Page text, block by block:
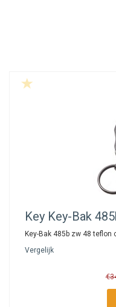
Key Key-Bak
Key-Bak 485b zw 48 teflon
Vergelijk